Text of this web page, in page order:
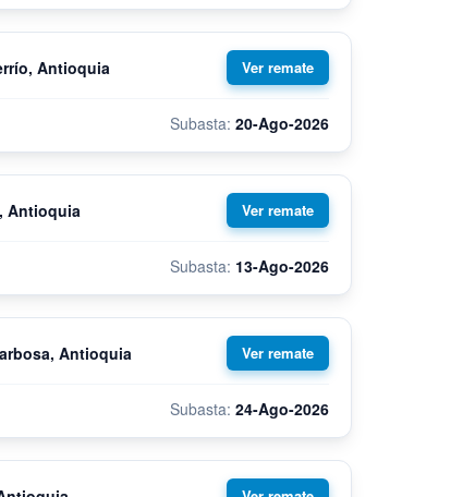
Antioquia
20-Ago-2026
Antioquia
13-Ago-2026
Antioquia
24-Ago-2026